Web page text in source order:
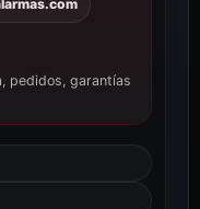
pedidos, garantías